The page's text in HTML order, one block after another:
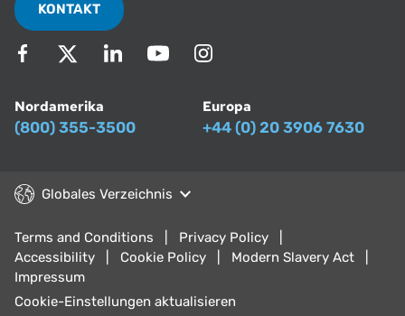
KONTAKT
Nordamerika
(800) 355-3500
Europa
+44 (0) 20 3906 7630
Globales Verzeichnis
Terms and Conditions
Privacy Policy
Accessibility
Cookie Policy
Modern Slavery Act
Impressum
Cookie-Einstellungen aktualisieren